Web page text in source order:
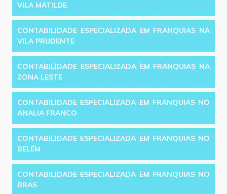
VILA MATILDE
CONTABILIDADE ESPECIALIZADA EM FRANQUIAS NA
VILA PRUDENTE
CONTABILIDADE ESPECIALIZADA EM FRANQUIAS NA
ZONA LESTE
CONTABILIDADE ESPECIALIZADA EM FRANQUIAS NO
ANALIA FRANCO
CONTABILIDADE ESPECIALIZADA EM FRANQUIAS NO
BELÉM
CONTABILIDADE ESPECIALIZADA EM FRANQUIAS NO
BRAS